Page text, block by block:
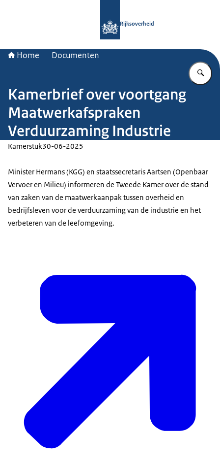
Rijksoverheid
Home Documenten
Kamerbrief over voortgang
Maatwerkafspraken
Verduurzaming Industrie
Kamerstuk30-06-2025
Minister Hermans (KGG) en staatssecretaris Aartsen (Openbaar
Vervoer en Milieu) informeren de Tweede Kamer over de stand
van zaken van de maatwerkaanpak tussen overheid en
bedrijfsleven voor de verduurzaming van de industrie en het
verbeteren van de leefomgeving.